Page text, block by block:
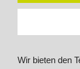
Wir bieten den